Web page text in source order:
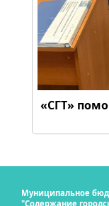
«СГТ»
Муниципальное
"Содержание